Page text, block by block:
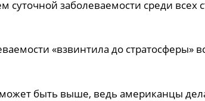
суточной заболеваемости среди всех
«взвинтила до стратосферы»
быть выше, ведь американцы